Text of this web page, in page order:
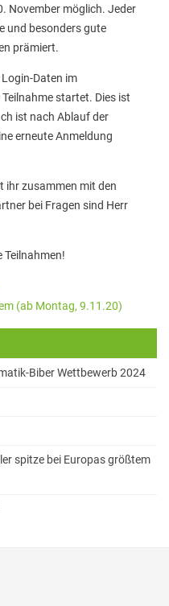
November möglich. Jeder
und besonders gute
prämiert.
Daten im
startet. Dies ist
ist nach Ablauf der
erneute Anmeldung
ihr zusammen mit den
bei Fragen sind Herr
Teilnahmen!
(ab Montag, 9.11.20)
Biber Wettbewerb 2024
spitze bei Europas größtem